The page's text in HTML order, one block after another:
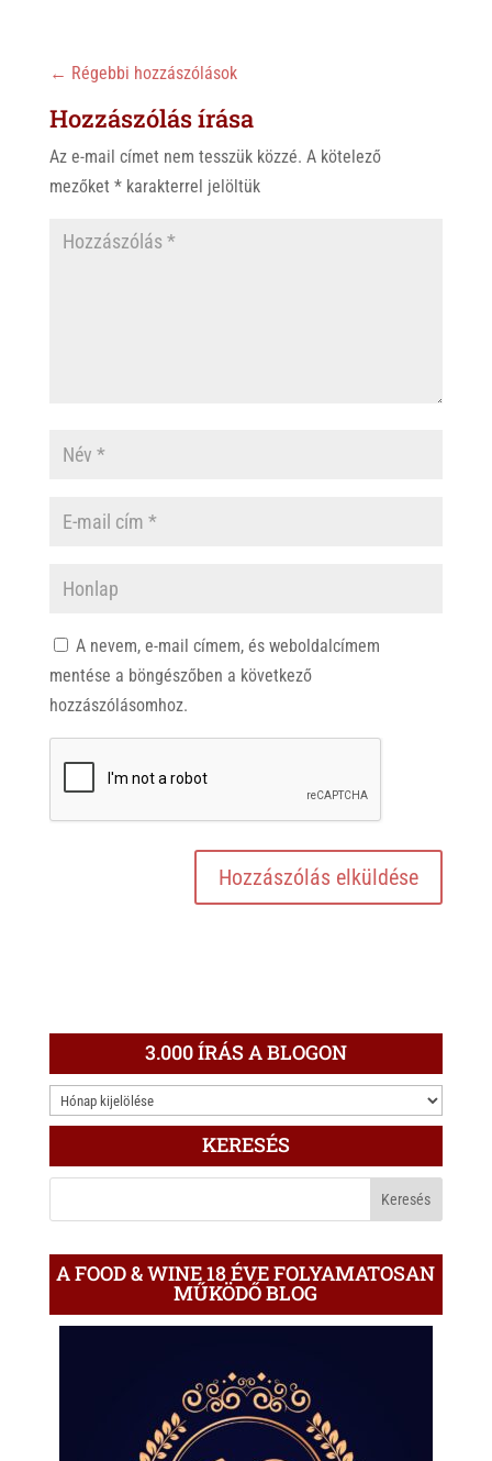
← Régebbi hozzászólások
Hozzászólás írása
Az e-mail címet nem tesszük közzé. A kötelező
mezőket *karakterrel jelöltük
A nevem, e-mail címem, és weboldalcímem
mentése a böngészőben a következő
hozzászólásomhoz.
3.000 ÍRÁS A BLOGON
3.000
ÍRÁS
KERESÉS
A FOOD & WINE 18 ÉVE FOLYAMATOSAN
MŰKÖDŐ BLOG